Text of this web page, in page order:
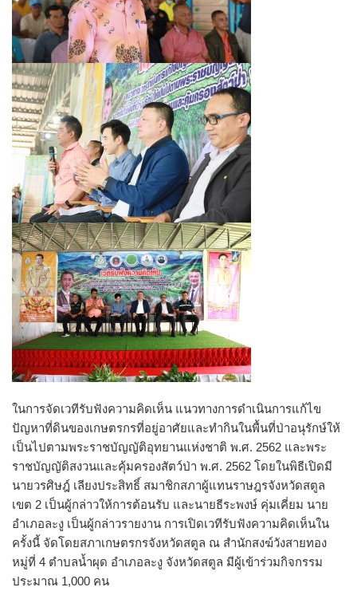
ในการจัดเวทีรับฟังความคิดเห็น แนวทางการดำเนินการแก้ไข
ปัญหาที่ดินของเกษตรกรที่อยู่อาศัยและทำกินในพื้นที่ป่าอนุรักษ์ให้
เป็นไปตามพระราชบัญญัติอุทยานแห่งชาติ พ.ศ. 2562 และพระ
ราชบัญญัติสงวนและคุ้มครองสัตว์ป่า พ.ศ. 2562 โดยในพิธีเปิดมี
นายวรศิษฎ์ เลียงประสิทธิ์ สมาชิกสภาผู้แทนราษฎรจังหวัดสตูล
เขต 2 เป็นผู้กล่าวให้การต้อนรับ และนายธีระพงษ์ คุ่มเคี่ยม นาย
อำเภอละงู เป็นผู้กล่าวรายงาน การเปิดเวทีรับฟังความคิดเห็นใน
ครั้งนี้ จัดโดยสภาเกษตรกรจังหวัดสตูล ณ สำนักสงฆ์วังสายทอง
หมู่ที่ 4 ตำบลน้ำผุด อำเภอละงู จังหวัดสตูล มีผู้เข้าร่วมกิจกรรม
ประมาณ 1,000 คน